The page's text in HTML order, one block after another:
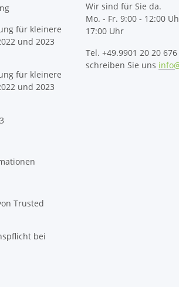
für kleinere
und 2023
für kleinere
und 2023
Trusted
bei
Wir sind für Sie da.
Mo. - Fr. 9:00 - 12:00
17:00 Uhr
Tel. +49.9901 20 20
schreiben Sie uns